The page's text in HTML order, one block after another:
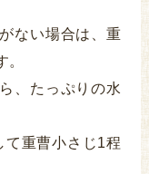
ない場合は、重
、たっぷりの水
て重曹小さじ1程